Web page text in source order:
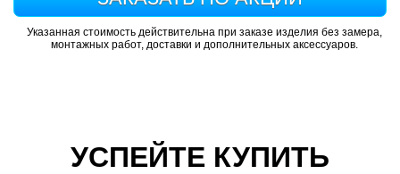
Указанная стоимость действительна при заказе изделия без замера,
монтажных работ, доставки и дополнительных аксессуаров.
УСПЕЙТЕ КУПИТЬ